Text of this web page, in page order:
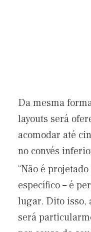
Da mesma
layouts será
acomodar até
no convés
“Não é
específico – é
lugar. Dito isso,
será